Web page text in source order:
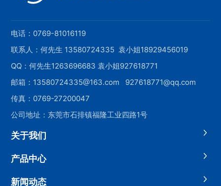
电话： 0769-81016119
联系人：何先生 13580724335 袁小姐18929456019
QQ：何先生1263696683 袁小姐927618771
邮箱： 13580724335@163.com
927618771@qq.com
传真：0769-27200047
公司地址：东莞市石排镇福隆工业四路1号
关于我们
产品中心
新闻动态